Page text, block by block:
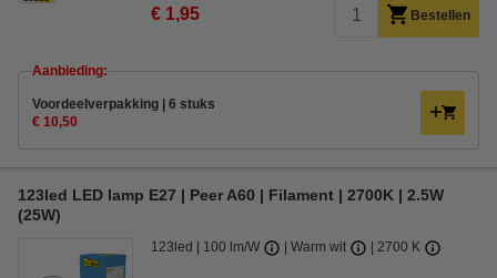
€ 1,95 Bestellen
Aanbieding:
Voordeelverpakking | 6 stuks
€ 10,50
123led LED lamp E27 | Peer A60 | Filament | 2700K | 2.5W
(25W)
123led 100 lm/W Warm wit 2700 K